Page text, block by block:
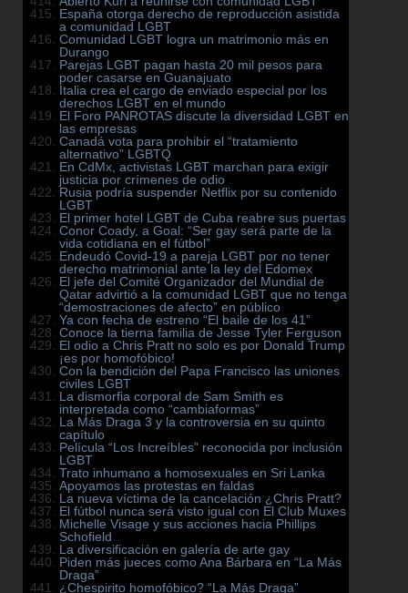
España otorga derecho de reproducción asistida
a comunidad LGBT
Comunidad LGBT logra un matrimonio más en
Durango
Parejas LGBT pagan hasta 20 mil pesos para
poder casarse en Guanajuato
Italia crea el cargo de enviado especial por los
derechos LGBT en el mundo
El Foro PANROTAS discute la diversidad LGBT en
las empresas
Canadá vota para prohibir el “tratamiento
alternativo” LGBTQ
En CdMx, activistas LGBT marchan para exigir
justicia por crímenes de odio
Rusia podría suspender Netflix por su contenido
LGBT
El primer hotel LGBT de Cuba reabre sus puertas
Conor Coady, a Goal: “Ser gay será parte de la
vida cotidiana en el fútbol”
Endeudó Covid-19 a pareja LGBT por no tener
derecho matrimonial ante la ley del Edomex
El jefe del Comité Organizador del Mundial de
Qatar advirtió a la comunidad LGBT que no tenga
“demostraciones de afecto” en público
Ya con fecha de estreno “El baile de los 41”
Conoce la tierna familia de Jesse Tyler Ferguson
El odio a Chris Pratt no solo es por Donald Trump
¡es por homofóbico!
Con la bendición del Papa Francisco las uniones
civiles LGBT
La dismorfia corporal de Sam Smith es
interpretada como “cambiaformas”
La Más Draga 3 y la controversia en su quinto
capítulo
Película “Los Increíbles” reconocida por inclusión
LGBT
Trato inhumano a homosexuales en Sri Lanka
Apoyamos las protestas en faldas
La nueva víctima de la cancelación ¿Chris Pratt?
El fútbol nunca será visto igual con El Club Muxes
Michelle Visage y sus acciones hacia Phillips
Schofield
La diversificación en galería de arte gay
Piden más jueces como Ana Bárbara en “La Más
Draga”
¿Chespirito homofóbico? “La Más Draga”